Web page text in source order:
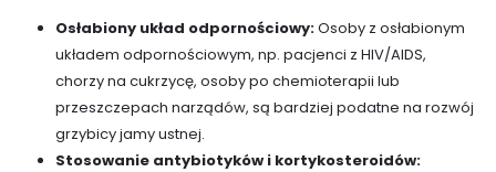
Osłabiony układ odpornościowy:Osoby z osłabionym
układem odpornościowym, np. pacjenci z HIV/AIDS,
chorzy na cukrzycę, osoby po chemioterapii lub
przeszczepach narządów, są bardziej podatne na rozwój
grzybicy jamy ustnej.
Stosowanie antybiotyków i kortykosteroidów: